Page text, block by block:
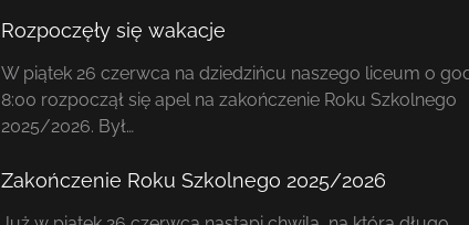
Rozpoczęły się wakacje
W piątek 26 czerwca na dziedzińcu naszego liceum o
8:00 rozpoczął się apel na zakończenie Roku Szkolnego
2025/2026. Był…
Zakończenie Roku Szkolnego 2025/2026